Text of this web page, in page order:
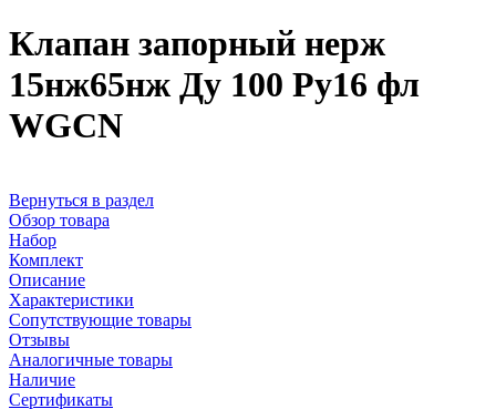
Клапан запорный нерж
15нж65нж Ду 100 Ру16 фл
WGCN
Вернуться в раздел
Обзор товара
Набор
Комплект
Описание
Характеристики
Сопутствующие товары
Отзывы
Аналогичные товары
Наличие
Сертификаты